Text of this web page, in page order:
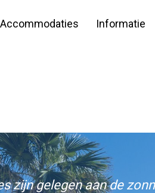
Accommodaties Informatie
zijn gelegen aan de